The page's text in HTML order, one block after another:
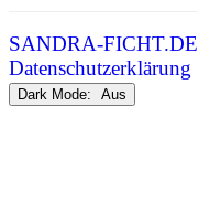
SANDRA-FICHT.DE
Datenschutzerklärung
Dark Mode: